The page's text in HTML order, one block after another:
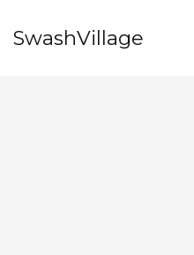
SwashVillage